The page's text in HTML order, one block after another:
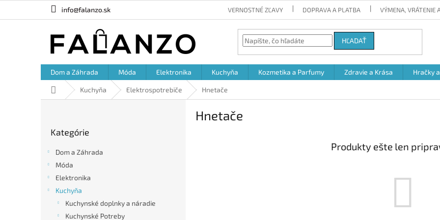
info@falanzo.sk VERNOSTNÉ ZĽAVY DOPRAVA A PLATBA VÝMENA, VRÁTENIE
HĽADAŤ
Dom a Záhrada Móda Elektronika Kuchyňa Kozmetika a Parfumy Zdravie a Krása Hračky
DomovKuchyňa Elektrospotrebiče Hnetače
kategórie
Kategórie
Dom a Záhrada
Móda
Elektronika
Kuchyňa
Kuchynské doplnky a náradie
Kuchynské Potreby
Hnetače
Produkty ešte len